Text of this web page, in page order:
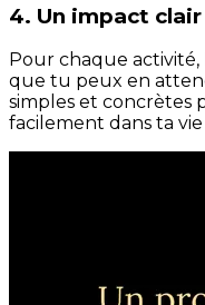
4. Un impact
Pour chaque
que tu peux en
simples et concrètes
facilement dans ta